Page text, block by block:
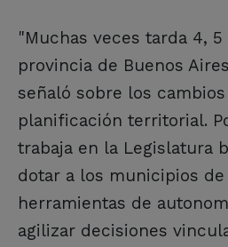
"Muchas veces tarda 4, 5
provincia de Buenos
señaló sobre los
planificación territorial.
trabaja en la Legislatura
dotar a los municipios de
herramientas de
agilizar decisiones